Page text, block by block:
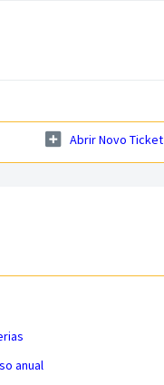
Abrir Novo Ticket
anual